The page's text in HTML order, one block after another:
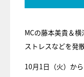
MCの藤本美貴＆
ストレスなどを発
10月1日（火）か